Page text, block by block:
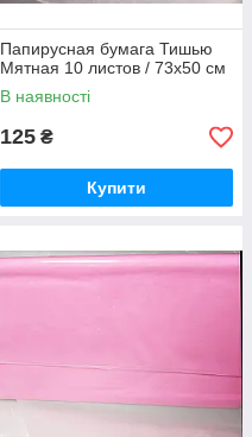
Папирусная бумага Тишью
Мятная 10 листов / 73x50 см
В наявності
125 ₴
Купити